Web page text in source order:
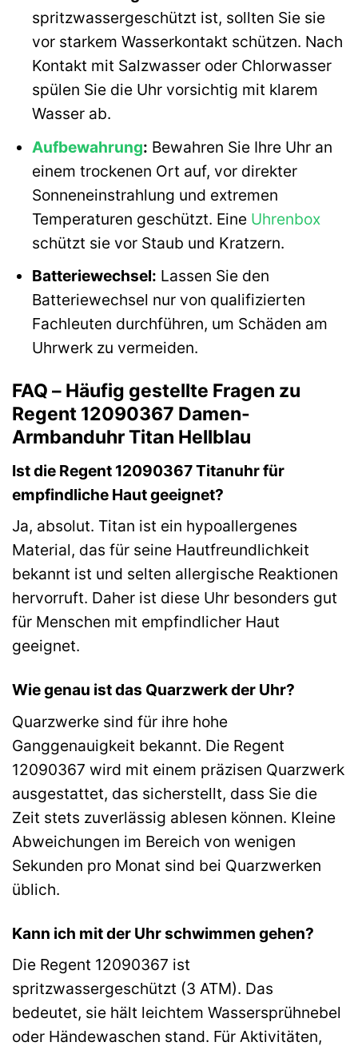
spritzwassergeschützt ist, sollten Sie sie
vor starkem Wasserkontakt schützen. Nach
Kontakt mit Salzwasser oder Chlorwasser
spülen Sie die Uhr vorsichtig mit klarem
Wasser ab.
Aufbewahrung: Bewahren Sie Ihre Uhr an
einem trockenen Ort auf, vor direkter
Sonneneinstrahlung und extremen
Temperaturen geschützt. Eine Uhrenbox
schützt sie vor Staub und Kratzern.
Batteriewechsel: Lassen Sie den
Batteriewechsel nur von qualifizierten
Fachleuten durchführen, um Schäden am
Uhrwerk zu vermeiden.
FAQ – Häufig gestellte Fragen zu
Regent 12090367 Damen-
Armbanduhr Titan Hellblau
Ist die Regent 12090367 Titanuhr für
empfindliche Haut geeignet?
Ja, absolut. Titan ist ein hypoallergenes
Material, das für seine Hautfreundlichkeit
bekannt ist und selten allergische Reaktionen
hervorruft. Daher ist diese Uhr besonders gut
für Menschen mit empfindlicher Haut
geeignet.
Wie genau ist das Quarzwerk der Uhr?
Quarzwerke sind für ihre hohe
Ganggenauigkeit bekannt. Die Regent
12090367 wird mit einem präzisen Quarzwerk
ausgestattet, das sicherstellt, dass Sie die
Zeit stets zuverlässig ablesen können. Kleine
Abweichungen im Bereich von wenigen
Sekunden pro Monat sind bei Quarzwerken
üblich.
Kann ich mit der Uhr schwimmen gehen?
Die Regent 12090367 ist
spritzwassergeschützt (3 ATM). Das
bedeutet, sie hält leichtem Wassersprühnebel
oder Händewaschen stand. Für Aktivitäten,